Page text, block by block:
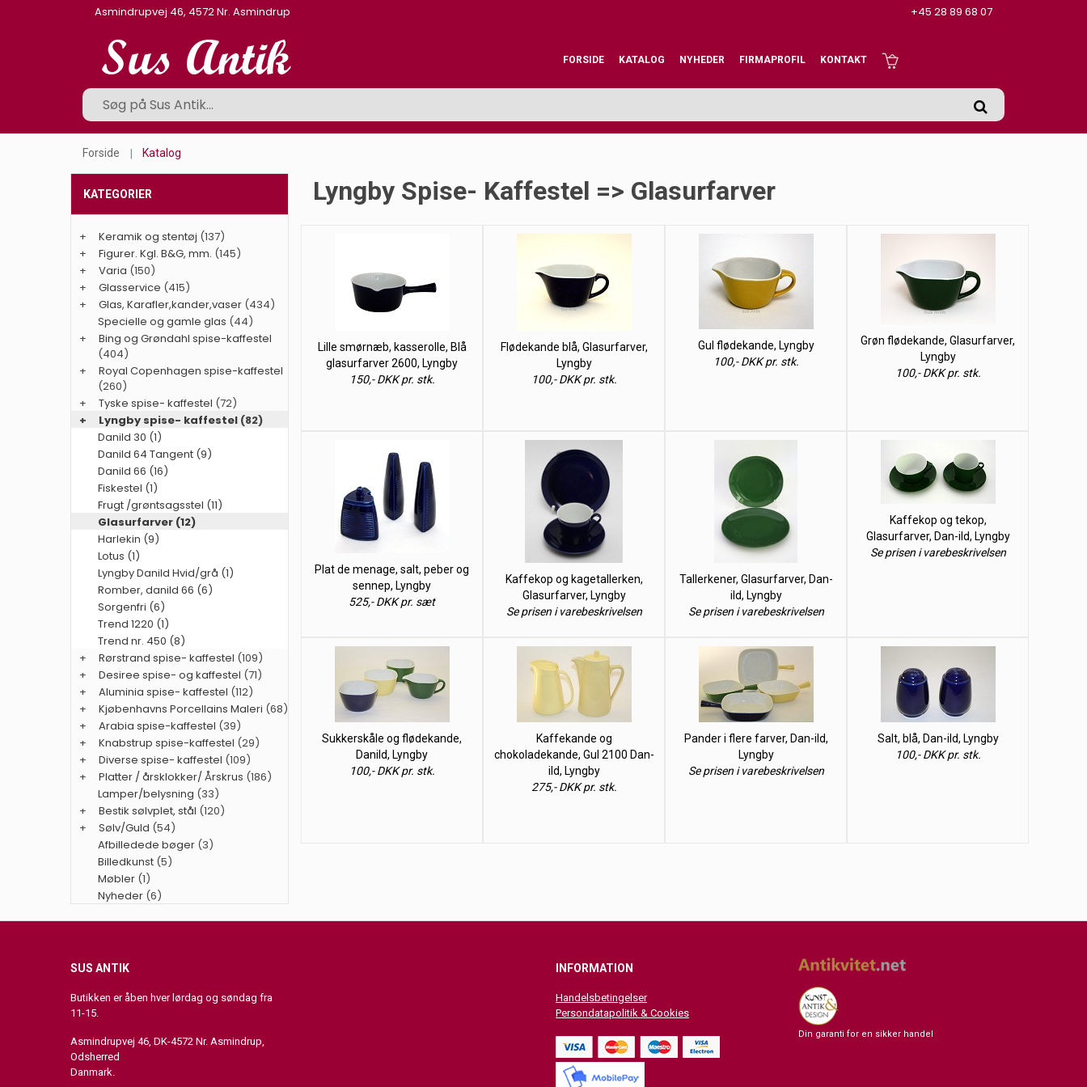
Asmindrupvej 46, 4572 Nr. Asmindrup +45 28 89 68 07
FORSIDE KATALOG NYHEDER FIRMAPROFIL KONTAKT
Forside Katalog
Lyngby Spise- Kaffestel => Glasurfarver
Lille smørnæb, kasserolle, Blå
glasurfarver 2600, Lyngby
150,- DKK pr. stk.
Flødekande blå, Glasurfarver,
Lyngby
100,- DKK pr. stk.
Gul flødekande, Lyngby
100,- DKK pr. stk.
Grøn flødekande, Glasurfarver,
Lyngby
100,- DKK pr. stk.
Plat de menage, salt, peber og
sennep, Lyngby
525,- DKK pr. sæt
Kaffekop og kagetallerken,
Glasurfarver, Lyngby
Se prisen i varebeskrivelsen
Tallerkener, Glasurfarver, Dan-
ild, Lyngby
Se prisen i varebeskrivelsen
Kaffekop og tekop,
Glasurfarver, Dan-ild, Lyngby
Se prisen i varebeskrivelsen
Sukkerskåle og flødekande,
Danild, Lyngby
100,- DKK pr. stk.
Kaffekande og
chokoladekande, Gul 2100 Dan-
ild, Lyngby
275,- DKK pr. stk.
Pander i flere farver, Dan-ild,
Lyngby
Se prisen i varebeskrivelsen
Salt, blå, Dan-ild, Lyngby
100,- DKK pr. stk.
KATEGORIER
+ Keramik og stentøj (137)
+
Figurer. Kgl. B&G, mm. (145)
+
Varia (150)
+
Glasservice (415)
+
Glas, Karafler,kander,vaser (434)
Specielle og gamle glas (44)
+
Bing og Grøndahl spise-kaffestel
(404)
+
Royal Copenhagen spise-kaffestel
(260)
+
Tyske spise- kaffestel (72)
+
Lyngby spise- kaffestel (82)
Danild 30 (1)
Danild 64 Tangent (9)
Danild 66 (16)
Fiskestel (1)
Frugt /grøntsagsstel (11)
Glasurfarver (12)
Harlekin (9)
Lotus (1)
Lyngby Danild Hvid/grå (1)
Romber, danild 66 (6)
Sorgenfri (6)
Trend 1220 (1)
Trend nr. 450 (8)
+
Rørstrand spise- kaffestel (109)
+
Desiree spise- og kaffestel (71)
+
Aluminia spise- kaffestel (112)
+
Kjøbenhavns Porcellains Maleri (68)
+
Arabia spise-kaffestel (39)
+
Knabstrup spise-kaffestel (29)
+
Diverse spise- kaffestel (109)
+
Platter / årsklokker/ Årskrus (186)
Lamper/belysning (33)
+
Bestik sølvplet, stål (120)
+
Sølv/Guld (54)
Afbilledede bøger (3)
Billedkunst (5)
Møbler (1)
Nyheder (6)
SUS ANTIK
Butikken er åben hver lørdag og søndag fra
11-15.
Asmindrupvej 46, DK-4572 Nr. Asmindrup,
Odsherred
Danmark.
INFORMATION
Handelsbetingelser
Persondatapolitik & Cookies
Din garanti for en sikker handel